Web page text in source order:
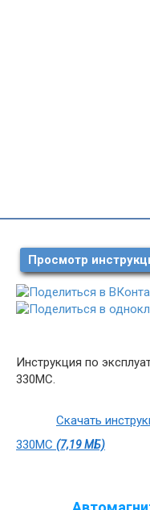
Просмотр
Инструкция по
330MC.
Скачать
330MC (7,19 МБ)